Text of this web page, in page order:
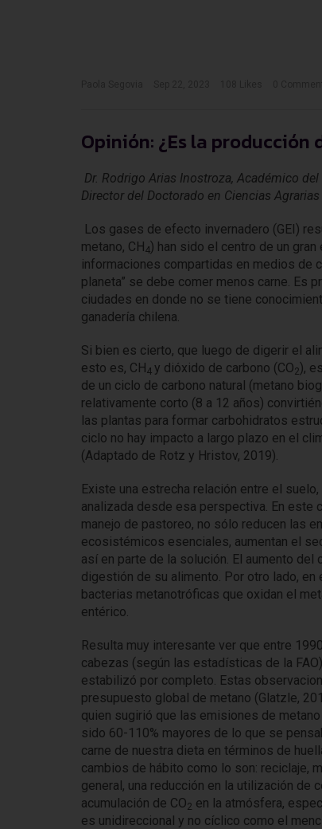
Opinión: ¿Es la producción
Dr. Rodrigo Arias Inostroza, Académico
Director del Doctorado en Ciencias
Los gases de efecto invernadero (GEI)
metano, CH4) han sido el centro de un
informaciones compartidas en medios de
planeta” se debe comer menos carne. Es
ciudades en donde no se tiene
ganadería chilena.
Si bien es cierto, que luego de digerir el
esto es, CH4 y dióxido de carbono (CO2),
de un ciclo de carbono natural (metano
relativamente corto (8 a 12 años)
las plantas para formar carbohidratos
ciclo no hay impacto a largo plazo en el
(Adaptado de Rotz y Hristov, 2019).
Existe una estrecha relación entre el
analizada desde esa perspectiva. En este
manejo de pastoreo, no sólo reducen las
ecosistémicos esenciales, aumentan el
así en parte de la solución. El aumento
digestión de su alimento. Por otro lado,
bacterias metanotróficas que oxidan el
entérico.
Resulta muy interesante ver que entre
cabezas (según las estadísticas de la
estabilizó por completo. Estas
presupuesto global de metano (Glatzle,
quien sugirió que las emisiones de
sido 60-110% mayores de lo que se
carne de nuestra dieta en términos de
cambios de hábito como lo son: reciclaje,
general, una reducción en la utilización
acumulación de CO2 en la atmósfera,
es unidireccional y no cíclico como el